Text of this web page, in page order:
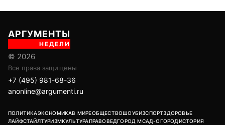
АРГУМЕНТЫ
НЕДЕЛИ
© 2026
Все права защищены
+7 (495) 981-68-36
anonline@argumenti.ru
ПОЛИТИКАЭКОНОМИКАВ МИРЕОБЩЕСТВОШОУБИЗСПОРТЗДОРОВЬЕ
ЛАЙФСТАЙЛТУРИЗМКУЛЬТУРАПРАВОВЕДГОРОД МСАД-ОГОРОДИСТОРИЯ